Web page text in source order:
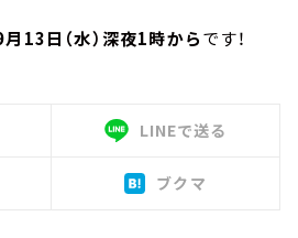
13日（水）深夜1時からです！
LINEで送る
ブクマ